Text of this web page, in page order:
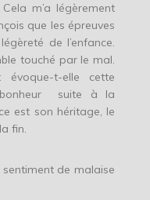
m’a légèrement
que les épreuves
de l’enfance.
touché par le mal.
t-elle cette
bonheur suite à la
est son héritage, le
fin.
de malaise